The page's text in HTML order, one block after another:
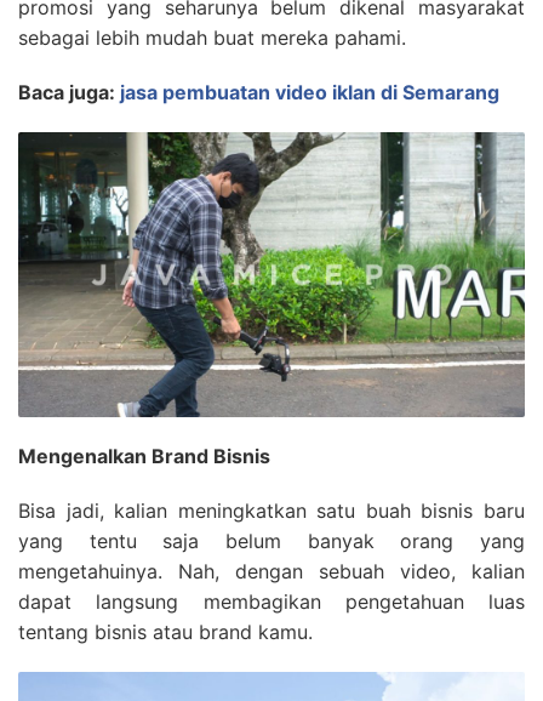
promosi yang seharunya belum dikenal masyarakat
sebagai lebih mudah buat mereka pahami.
Baca juga: jasa pembuatan video iklan di Semarang
Mengenalkan Brand Bisnis
Bisa jadi, kalian meningkatkan satu buah bisnis baru
yang tentu saja belum banyak orang yang
mengetahuinya. Nah, dengan sebuah video, kalian
dapat langsung membagikan pengetahuan luas
tentang bisnis atau brand kamu.